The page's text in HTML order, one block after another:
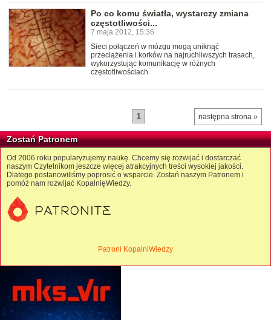
Po co komu światła, wystarczy zmiana
częstotliwości...
7 maja 2012, 15:36
Sieci połączeń w mózgu mogą uniknąć
przeciążenia i korków na najruchliwszych trasach,
wykorzystując komunikację w różnych
częstotliwościach.
następna strona »
1
Zostań Patronem
Od 2006 roku popularyzujemy naukę. Chcemy się rozwijać i dostarczać
naszym Czytelnikom jeszcze więcej atrakcyjnych treści wysokiej jakości.
Dlatego postanowiliśmy poprosić o wsparcie. Zostań naszym Patronem i
pomóż nam rozwijać KopalnięWiedzy.
Patroni KopalniWiedzy